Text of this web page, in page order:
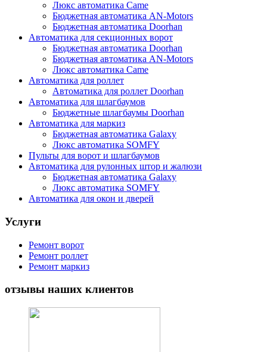
Люкс автоматика Came
Бюджетная автоматика AN-Motors
Бюджетная автоматика Doorhan
Автоматика для секционных ворот
Бюджетная автоматика Doorhan
Бюджетная автоматика AN-Motors
Люкс автоматика Came
Автоматика для роллет
Автоматика для роллет Doorhan
Автоматика для шлагбаумов
Бюджетные шлагбаумы Doorhan
Автоматика для маркиз
Бюджетная автоматика Galaxy
Люкс автоматика SOMFY
Пульты для ворот и шлагбаумов
Автоматика для рулонных штор и жалюзи
Бюджетная автоматика Galaxy
Люкс автоматика SOMFY
Автоматика для окон и дверей
Услуги
Ремонт ворот
Ремонт роллет
Ремонт маркиз
отзывы наших клиентов